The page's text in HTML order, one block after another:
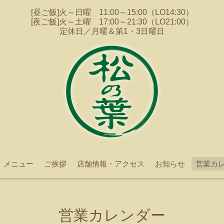
[昼ご飯]火～日曜 11:00～15:00（LO14:30）
[夜ご飯]火～土曜 17:00～21:30（LO21:00）
定休日／月曜＆第1・3日曜日
メニュー ご挨拶 店舗情報・アクセス お知らせ 営業カ
営業カレンダー